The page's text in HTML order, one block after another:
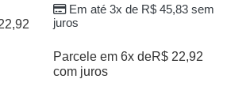
Em até 3x de R$45,83sem
juros
Parcele em 6x deR$ 22,92
com juros